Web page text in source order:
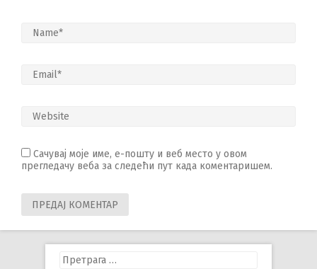
Сачувај моје име, е-пошту и веб место у овом
прегледачу веба за следећи пут када коментаришем.
Претрага